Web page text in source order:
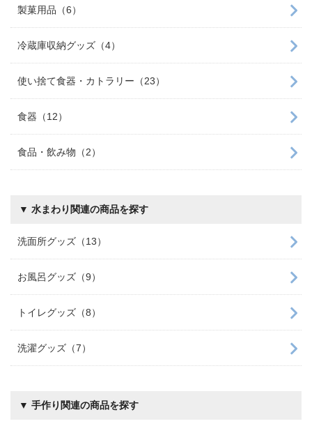
製菓用品（6）
冷蔵庫収納グッズ（4）
使い捨て食器・カトラリー（23）
食器（12）
食品・飲み物（2）
▼ 水まわり関連の商品を探す
洗面所グッズ（13）
お風呂グッズ（9）
トイレグッズ（8）
洗濯グッズ（7）
▼ 手作り関連の商品を探す